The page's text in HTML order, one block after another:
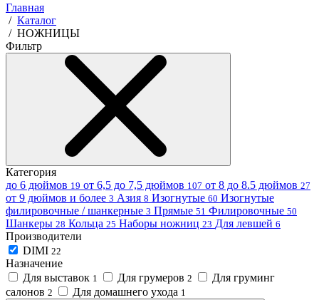
Главная
/ Каталог
/ НОЖНИЦЫ
Фильтр
Категория
до 6 дюймов 19 от 6,5 до 7,5 дюймов 107 от 8 до 8.5 дюймов 27
от 9 дюймов и более 3 Азия 8 Изогнутые 60 Изогнутые
филировочные / шанкерные 3 Прямые 51 Филировочные 50
Шанкеры 28 Кольца 25 Наборы ножниц 23 Для левшей 6
Производители
DIMI 22
Назначение
Для выставок 1 Для грумеров 2
Для груминг
салонов 2 Для домашнего ухода 1